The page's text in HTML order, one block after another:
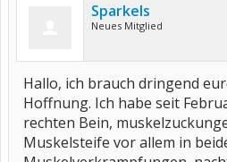
Sparkels
Neues Mitglied
Hallo, ich brauch dringend
Hoffnung. Ich habe seit
rechten Bein,
Muskelsteife vor allem in